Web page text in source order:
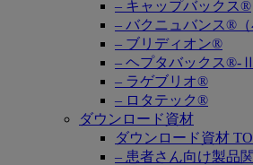
– キャップバックス®
– バクニュバンス®（
– ブリディオン®
– ヘプタバックス®-Ⅱ
– ラゲブリオ®
– ロタテック®
ダウンロード資材
ダウンロード資材
– 患者さん向け製品